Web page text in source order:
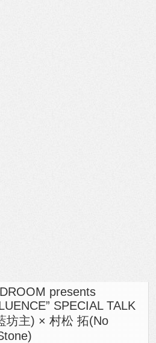
presents
SPECIAL TALK
坊主) × 村松 拓(No